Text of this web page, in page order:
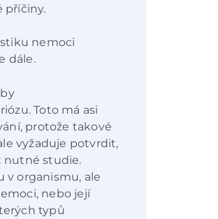
příčiny.
nemoci
dále.
Toto má asi
protože takové
vyžaduje potvrdit,
nutné studie.
v organismu, ale
nebo její
typů